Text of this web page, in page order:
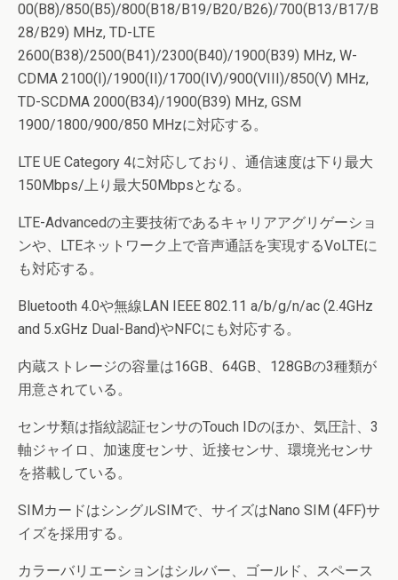
00(B8)/850(B5)/800(B18/B19/B20/B26)/700(B13/B17/B
28/B29) MHz, TD-LTE
2600(B38)/2500(B41)/2300(B40)/1900(B39) MHz, W-
CDMA 2100(I)/1900(II)/1700(IV)/900(VIII)/850(V) MHz,
TD-SCDMA 2000(B34)/1900(B39) MHz, GSM
1900/1800/900/850 MHzに対応する。
LTE UE Category 4に対応しており、通信速度は下り最大
150Mbps/上り最大50Mbpsとなる。
LTE-Advancedの主要技術であるキャリアアグリゲーショ
ンや、LTEネットワーク上で音声通話を実現するVoLTEに
も対応する。
Bluetooth 4.0や無線LAN IEEE 802.11 a/b/g/n/ac (2.4GHz
and 5.xGHz Dual-Band)やNFCにも対応する。
内蔵ストレージの容量は16GB、64GB、128GBの3種類が
用意されている。
センサ類は指紋認証センサのTouch IDのほか、気圧計、3
軸ジャイロ、加速度センサ、近接センサ、環境光センサ
を搭載している。
SIMカードはシングルSIMで、サイズはNano SIM (4FF)サ
イズを採用する。
カラーバリエーションはシルバー、ゴールド、スペース